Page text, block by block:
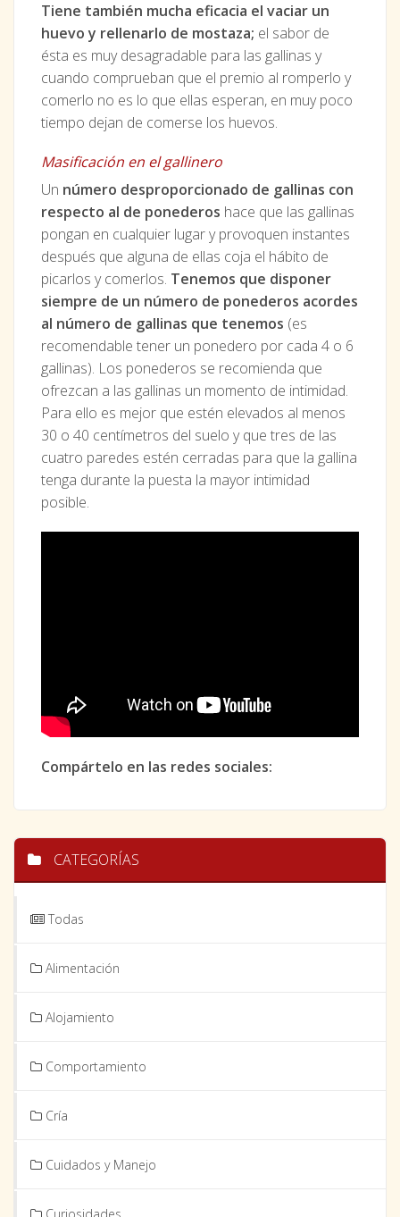
Tiene también mucha eficacia el vaciar un
huevo y rellenarlo de mostaza; el sabor de
ésta es muy desagradable para las gallinas y
cuando comprueban que el premio al romperlo y
comerlo no es lo que ellas esperan, en muy poco
tiempo dejan de comerse los huevos.
Masificación en el gallinero
Un número desproporcionado de gallinas con
respecto al de ponederos hace que las gallinas
pongan en cualquier lugar y provoquen instantes
después que alguna de ellas coja el hábito de
picarlos y comerlos. Tenemos que disponer
siempre de un número de ponederos acordes
al número de gallinas que tenemos (es
recomendable tener un ponedero por cada 4 o 6
gallinas). Los ponederos se recomienda que
ofrezcan a las gallinas un momento de intimidad.
Para ello es mejor que estén elevados al menos
30 o 40 centímetros del suelo y que tres de las
cuatro paredes estén cerradas para que la gallina
tenga durante la puesta la mayor intimidad
posible.
Compártelo en las redes sociales:
CATEGORÍAS
Todas
Alimentación
Alojamiento
Comportamiento
Cría
Cuidados y Manejo